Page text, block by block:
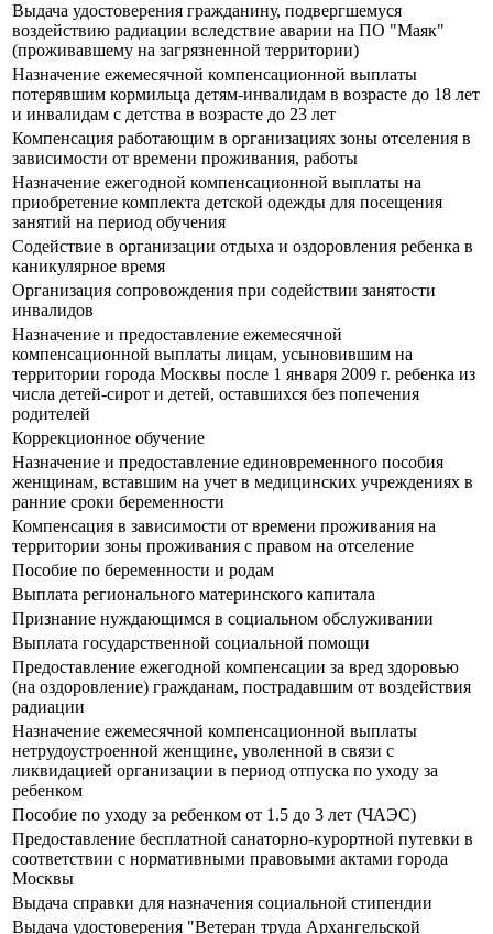
Выдача удостоверения гражданину, подвергшемуся
воздействию радиации вследствие аварии на ПО "Маяк"
(проживавшему на загрязненной территории)
Назначение ежемесячной компенсационной выплаты
потерявшим кормильца детям-инвалидам в возрасте до 18 лет
и инвалидам с детства в возрасте до 23 лет
Компенсация работающим в организациях зоны отселения в
зависимости от времени проживания, работы
Назначение ежегодной компенсационной выплаты на
приобретение комплекта детской одежды для посещения
занятий на период обучения
Содействие в организации отдыха и оздоровления ребенка в
каникулярное время
Организация сопровождения при содействии занятости
инвалидов
Назначение и предоставление ежемесячной
компенсационной выплаты лицам, усыновившим на
территории города Москвы после 1 января 2009 г. ребенка из
числа детей-сирот и детей, оставшихся без попечения
родителей
Коррекционное обучение
Назначение и предоставление единовременного пособия
женщинам, вставшим на учет в медицинских учреждениях в
ранние сроки беременности
Компенсация в зависимости от времени проживания на
территории зоны проживания с правом на отселение
Пособие по беременности и родам
Выплата регионального материнского капитала
Признание нуждающимся в социальном обслуживании
Выплата государственной социальной помощи
Предоставление ежегодной компенсации за вред здоровью
(на оздоровление) гражданам, пострадавшим от воздействия
радиации
Назначение ежемесячной компенсационной выплаты
нетрудоустроенной женщине, уволенной в связи с
ликвидацией организации в период отпуска по уходу за
ребенком
Пособие по уходу за ребенком от 1.5 до 3 лет (ЧАЭС)
Предоставление бесплатной санаторно-курортной путевки в
соответствии с нормативными правовыми актами города
Москвы
Выдача справки для назначения социальной стипендии
Выдача удостоверения "Ветеран труда Архангельской